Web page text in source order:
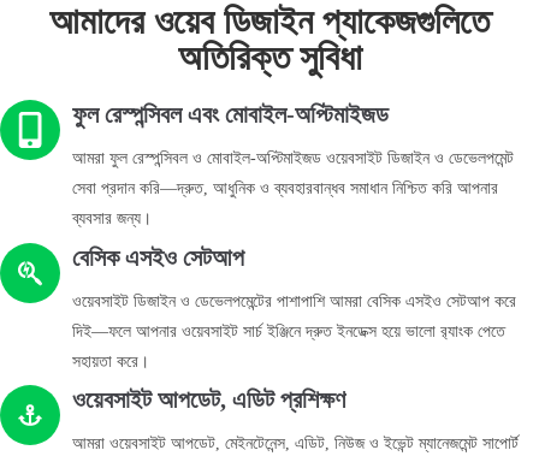
আমাদের ওয়েব ডিজাইন প্যাকেজগুলিতে
অতিরিক্ত সুবিধা
ফুল রেস্পন্সিবল এবং মোবাইল-অপ্টিমাইজড
আমরা ফুল রেস্পন্সিবল ও মোবাইল-অপ্টিমাইজড ওয়েবসাইট ডিজাইন ও ডেভেলপমেন্ট
সেবা প্রদান করি—দ্রুত, আধুনিক ও ব্যবহারবান্ধব সমাধান নিশ্চিত করি আপনার
ব্যবসার জন্য।
বেসিক এসইও সেটআপ
ওয়েবসাইট ডিজাইন ও ডেভেলপমেন্টের পাশাপাশি আমরা বেসিক এসইও সেটআপ করে
দিই—ফলে আপনার ওয়েবসাইট সার্চ ইঞ্জিনে দ্রুত ইনডেক্স হয়ে ভালো র‍্যাংক পেতে
সহায়তা করে।
ওয়েবসাইট আপডেট, এডিট প্রশিক্ষণ
আমরা ওয়েবসাইট আপডেট, মেইনটেনেন্স, এডিট, নিউজ ও ইভেন্ট ম্যানেজমেন্ট সাপোর্ট